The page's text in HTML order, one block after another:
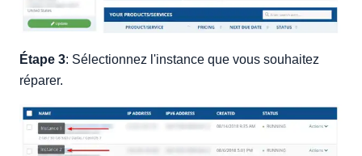
Étape 3: Sélectionnez l'instance que vous souhaitez
réparer.